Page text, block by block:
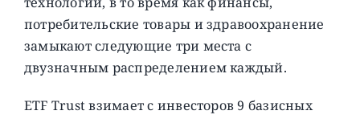
потребительские товары и здравоохранение
замыкают следующие три места с
двузначным распределением каждый.
ETF Trust взимает с инвесторов 9 базисных